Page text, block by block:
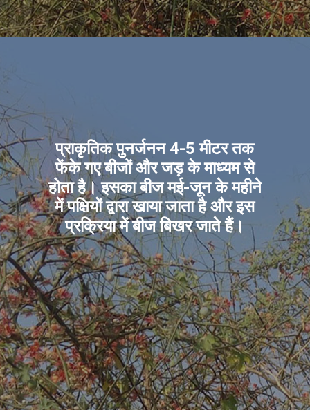
प्राकृतिक पुनर्जनन 4-5 मीटर तक
फेंके गए बीजों और जड़ के माध्यम से
होता है। इसका बीज मई-जून के महीने
में पक्षियों द्वारा खाया जाता है और इस
प्रक्रिया में बीज बिखर जाते हैं।